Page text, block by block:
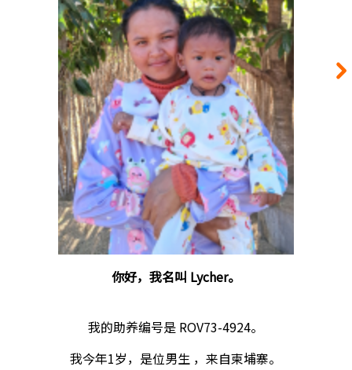
你好，我名叫 Lycher。
我的助养编号是 ROV73-4924。
我今年1岁，是位男生 ，来自柬埔寨。